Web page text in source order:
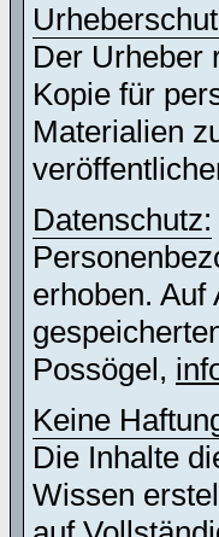
Der Urheber
Kopie für
Materialien
Datenschutz:
erhoben. Auf
Possögel,
Keine
Die Inhalte
Wissen